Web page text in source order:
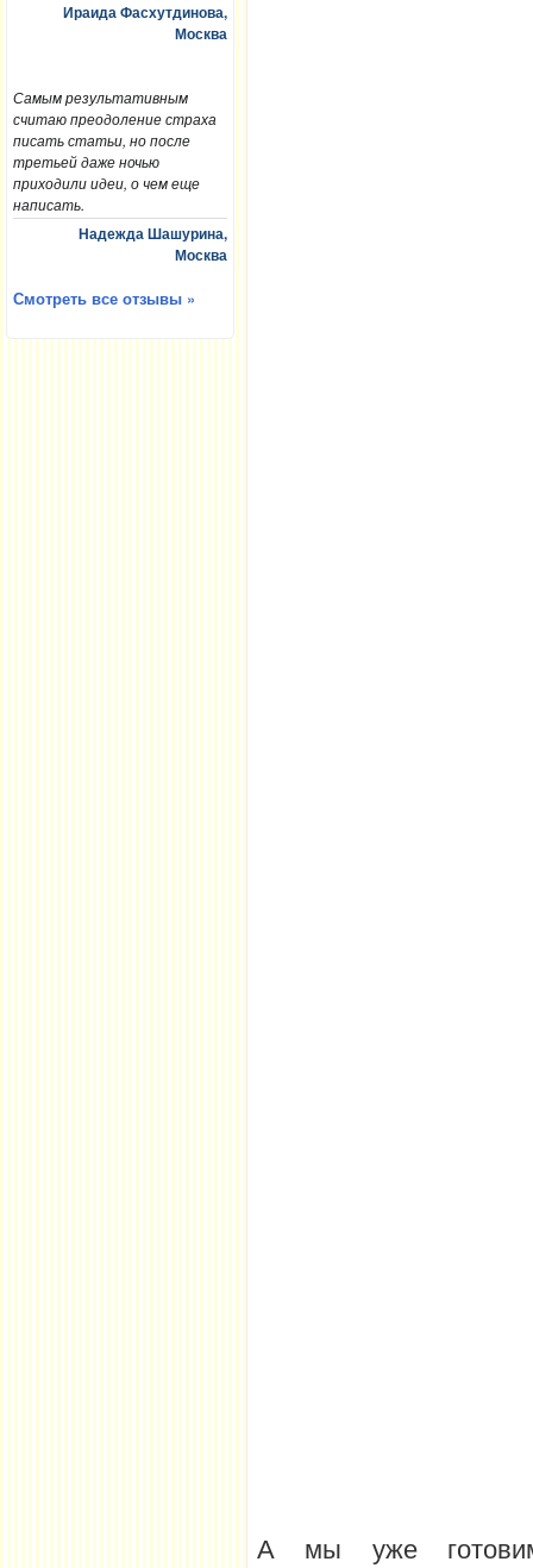
Ираида Фасхутдинова,
Москва
Самым результативным
считаю преодоление страха
писать статьи, но после
третьей даже ночью
приходили идеи, о чем еще
написать.
Надежда Шашурина,
Москва
Смотреть все отзывы »
А мы уже